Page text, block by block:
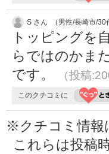
S さん （男性/長崎市/30
トッピングを
らではのかま
です。
（投稿
このクチコミに
※クチコミ情報
これらは投稿